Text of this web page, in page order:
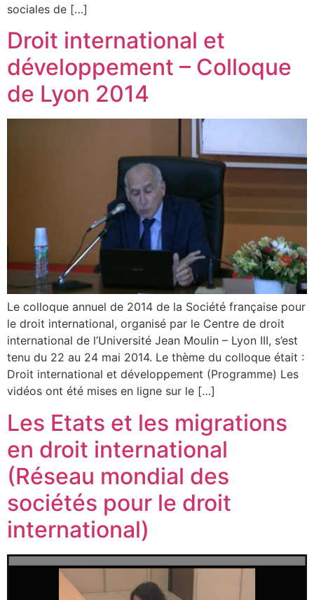
sociales de […]
Droit international et
développement – Colloque
de Lyon 2014
Le colloque annuel de 2014 de la Société française pour
le droit international, organisé par le Centre de droit
international de l’Université Jean Moulin – Lyon III, s’est
tenu du 22 au 24 mai 2014. Le thème du colloque était :
Droit international et développement (Programme) Les
vidéos ont été mises en ligne sur le […]
Les Etats et les migrations
en droit international
(Réseau mondial des
sociétés pour le droit
international)